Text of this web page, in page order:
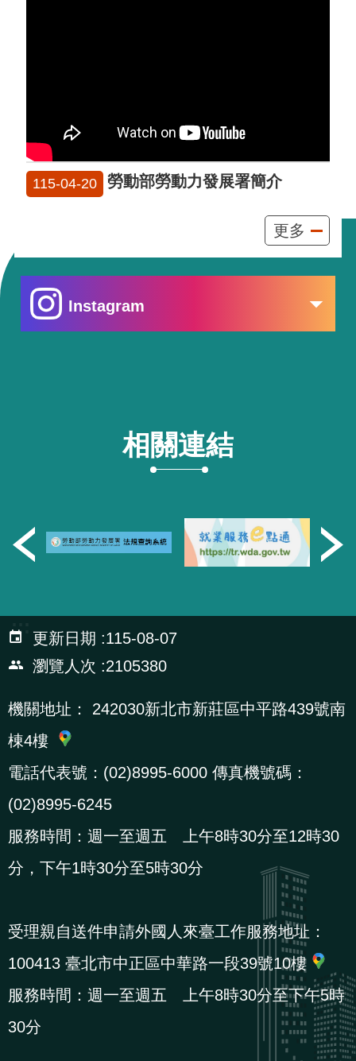
勞動部勞動力發展署簡介
115-04-20
更多
Instagram
相關連結
:::
更新日期
115-08-07
瀏覽人次
2105380
機關地址：
242030新北市新莊區中平路439號南
棟4樓
電話代表號：(02)8995-6000 傳真機號碼：
(02)8995-6245
服務時間：週一至週五 上午8時30分至12時30
分，下午1時30分至5時30分
受理親自送件申請外國人來臺工作服務地址：
100413 臺北市中正區中華路一段39號10樓
服務時間：週一至週五 上午8時30分至下午5時
30分